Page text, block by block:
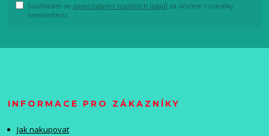
Souhlasím se zpracováním osobních údajů za účelem rozesílky
newsletteru.
INFORMACE PRO ZÁKAZNÍKY
Jak nakupovat